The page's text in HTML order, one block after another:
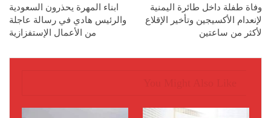
وفاة طفلة داخل طائرة اليمنية
لإنعدام الأكسيجين وتأخير الإقلاع
لأكثر من ساعتين
ابناء المهرة يحذرون السعودية
والرئيس هادي في رسالة عاجلة
من الأعمال الإستفزازية